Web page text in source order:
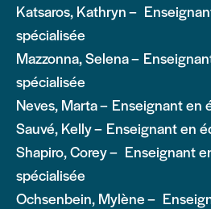
Katsaros, Kathryn –
spécialisée
Mazzonna, Selena –
spécialisée
Neves, Marta – Enseignant en
Sauvé, Kelly – Enseignant en
Shapiro, Corey – Enseignant
spécialisée
Ochsenbein, Mylène –